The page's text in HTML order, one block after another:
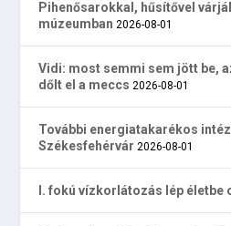
Pihenősarokkal, hűsítővel
múzeumban 2026-08-01
Vidi: most semmi sem jött be,
dőlt el a meccs 2026-08-01
További energiatakarékos
Székesfehérvár 2026-08-01
I. fokú vízkorlátozás lép